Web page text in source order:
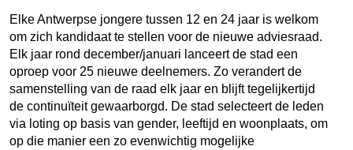
Elke Antwerpse jongere tussen 12 en 24 jaar is welkom
om zich kandidaat te stellen voor de nieuwe adviesraad.
Elk jaar rond december/januari lanceert de stad een
oproep voor 25 nieuwe deelnemers. Zo verandert de
samenstelling van de raad elk jaar en blijft tegelijkertijd
de continuïteit gewaarborgd. De stad selecteert de leden
via loting op basis van gender, leeftijd en woonplaats, om
op die manier een zo evenwichtig mogelijke